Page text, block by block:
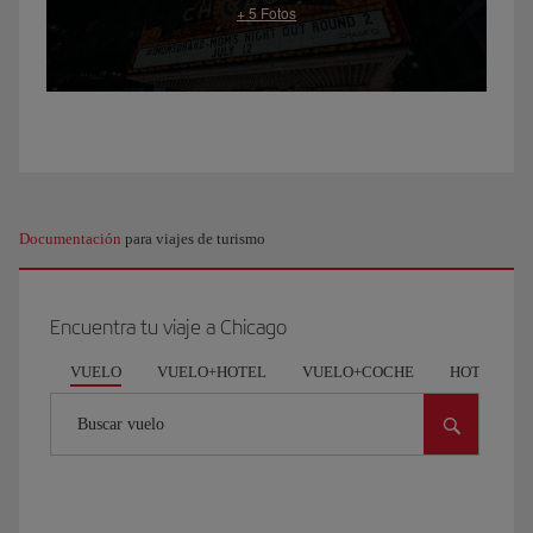
deporte.
Estamos
los
parques
famosos
Chicago
concentración
Documentación para viajes de turismo
Encuentra tu viaje a Chicago
VUELO VUELO+HOTEL VUELO+COCHE HOTEL
Buscar vuelo